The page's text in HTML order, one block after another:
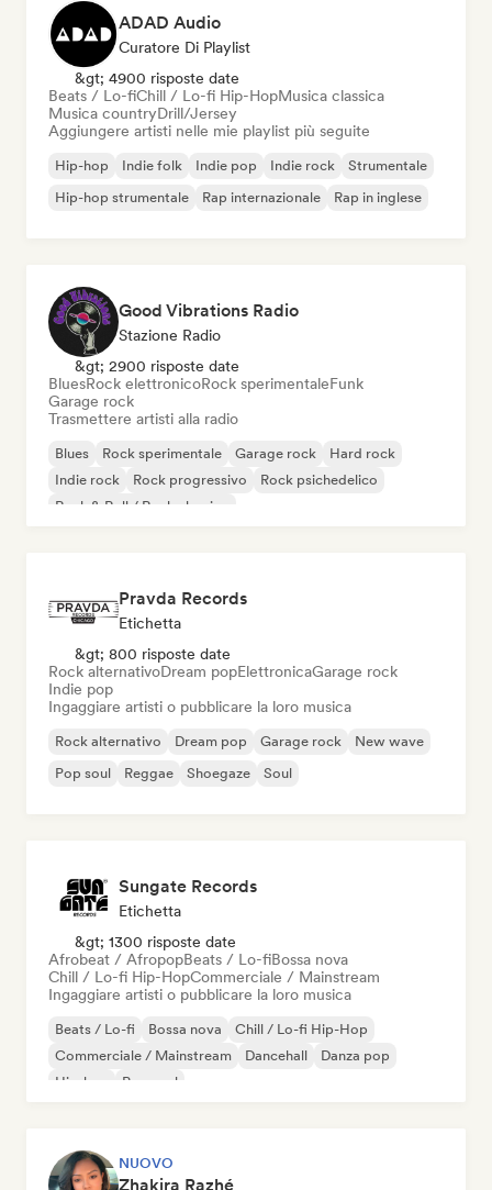
ADAD Audio
Curatore Di Playlist
&gt; 4900 risposte date
Beats / Lo-fiChill / Lo-fi Hip-HopMusica classica
Musica countryDrill/Jersey
Aggiungere artisti nelle mie playlist più seguite
Hip-hop Indie folk Indie pop Indie rock
Strumentale
Hip-hop strumentale
Rap internazionale Rap in inglese
Good Vibrations Radio
Stazione Radio
&gt; 2900 risposte date
BluesRock elettronicoRock sperimentaleFunk
Garage rock
Trasmettere artisti alla radio
Blues Rock sperimentale Garage rock
Hard rock
Indie rock
Rock progressivo
Rock psichedelico
Rock & Roll / Rock classico
Pravda Records
Etichetta
&gt; 800 risposte date
Rock alternativoDream popElettronicaGarage rock
Indie pop
Ingaggiare artisti o pubblicare la loro musica
Rock alternativo Dream pop Garage rock
New wave
Pop soul
Reggae Shoegaze Soul
Sungate Records
Etichetta
&gt; 1300 risposte date
Afrobeat / AfropopBeats / Lo-fiBossa nova
Chill / Lo-fi Hip-HopCommerciale / Mainstream
Ingaggiare artisti o pubblicare la loro musica
Beats / Lo-fi Bossa nova
Chill / Lo-fi Hip-Hop
Commerciale / Mainstream
Dancehall
Danza pop
Hip-hop
Pop soul
NUOVO
Zhakira Razhé